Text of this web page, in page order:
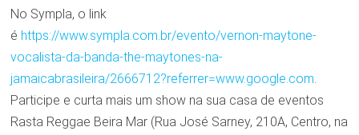
No Sympla, o link
é https://www.sympla.com.br/evento/vernon-maytone-
vocalista-da-banda-the-maytones-na-
jamaicabrasileira/2666712?referrer=www.google.com.
Participe e curta mais um show na sua casa de eventos
Rasta Reggae Beira Mar (Rua José Sarney, 210A, Centro, na